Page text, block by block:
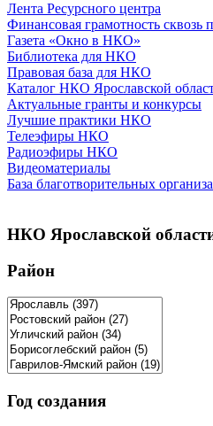
Лента Ресурсного центра
Финансовая грамотность сквозь
Газета «Окно в НКО»
Библиотека для НКО
Правовая база для НКО
Каталог НКО Ярославской
Актуальные гранты и конкурсы
Лучшие практики НКО
Телеэфиры НКО
Радиоэфиры НКО
Видеоматериалы
База благотворительных
НКО Ярославской
Район
Год создания